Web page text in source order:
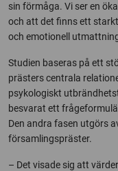
sin förmåga. Vi ser en
och att det finns ett starkt
och emotionell
Studien baseras på ett
prästers centrala
psykologiskt
besvarat ett
Den andra fasen utgörs
församlingspräster.
– Det visade sig att